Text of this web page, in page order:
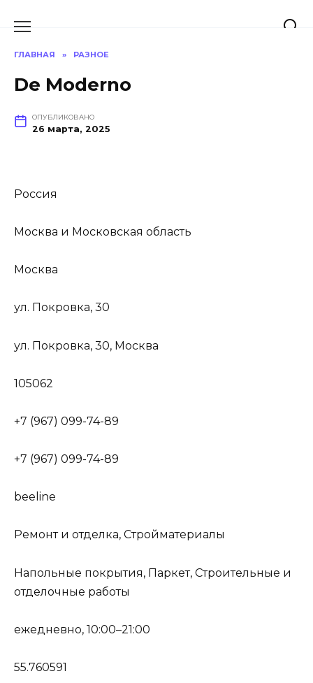
ГЛАВНАЯ » РАЗНОЕ
De Moderno
ОПУБЛИКОВАНО
26 марта, 2025
Россия
Москва и Московская область
Москва
ул. Покровка, 30
ул. Покровка, 30, Москва
105062
+7 (967) 099-74-89
+7 (967) 099-74-89
beeline
Ремонт и отделка, Стройматериалы
Напольные покрытия, Паркет, Строительные и
отделочные работы
ежедневно, 10:00–21:00
55.760591